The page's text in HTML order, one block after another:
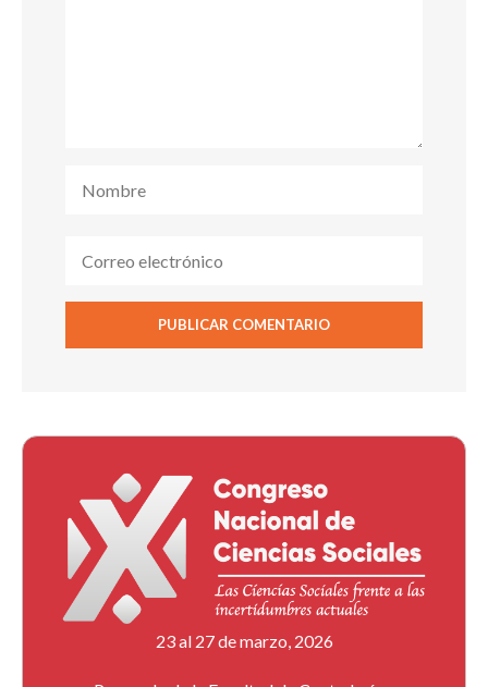
23 al 27 de marzo, 2026